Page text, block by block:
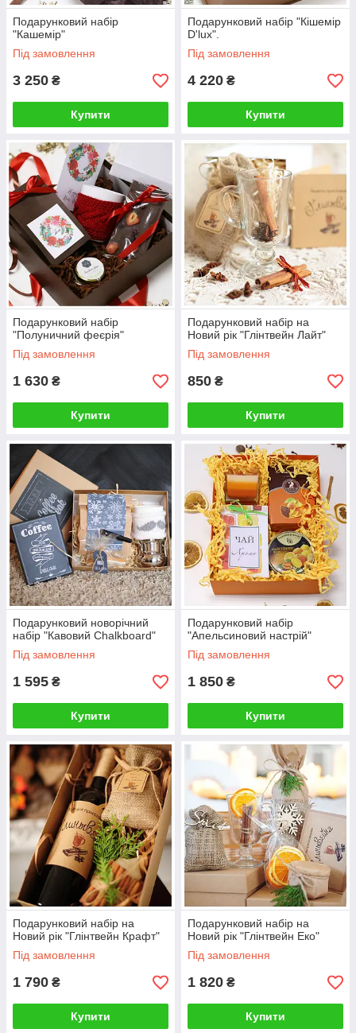
Подарунковий набір
"Кашемір"
Під замовлення
3 250 ₴
Купити
Подарунковий набір "Кішемір
D'lux".
Під замовлення
4 220 ₴
Купити
Подарунковий набір
"Полуничний феєрія"
Під замовлення
1 630 ₴
Купити
Подарунковий набір на
Новий рік "Глінтвейн Лайт"
Під замовлення
850 ₴
Купити
Подарунковий новорічний
набір "Кавовий Chalkboard"
Під замовлення
1 595 ₴
Купити
Подарунковий набір
"Апельсиновий настрій"
Під замовлення
1 850 ₴
Купити
Подарунковий набір на
Новий рік "Глінтвейн Крафт"
Під замовлення
1 790 ₴
Купити
Подарунковий набір на
Новий рік "Глінтвейн Еко"
Під замовлення
1 820 ₴
Купити